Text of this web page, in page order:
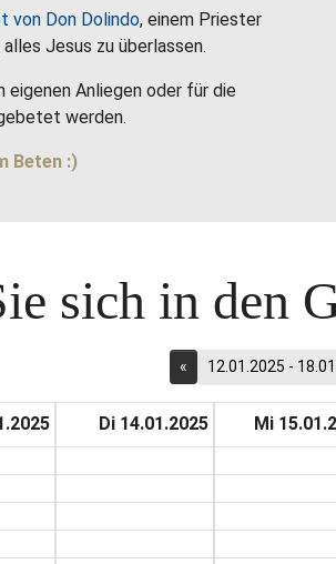
von Don Dolindo, einem Priester
Jesus zu überlassen.
eigenen Anliegen oder für die
werden.
Beten :)
sich in den
« 12.01.2025 -
Di 14.01.2025 Mi